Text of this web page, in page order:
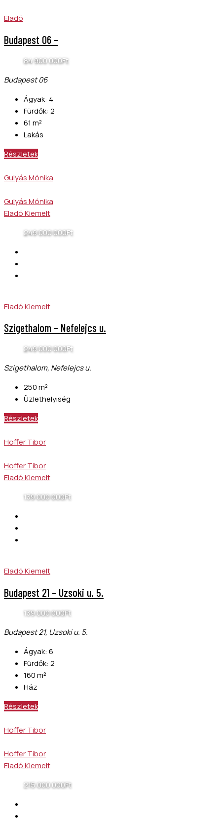
Eladó
Budapest 06 –
84 900 000Ft
Budapest 06
Ágyak: 4
Fürdők: 2
61 m²
Lakás
Részletek
Gulyás Mónika
Gulyás Mónika
EladóKiemelt
249 000 000Ft
EladóKiemelt
Szigethalom – Nefelejcs u.
249 000 000Ft
Szigethalom, Nefelejcs u.
250m²
Üzlethelyiség
Részletek
Hoffer Tibor
Hoffer Tibor
EladóKiemelt
139 000 000Ft
EladóKiemelt
Budapest 21 – Uzsoki u. 5.
139 000 000Ft
Budapest 21, Uzsoki u. 5.
Ágyak: 6
Fürdők: 2
160m²
Ház
Részletek
Hoffer Tibor
Hoffer Tibor
EladóKiemelt
215 000 000Ft